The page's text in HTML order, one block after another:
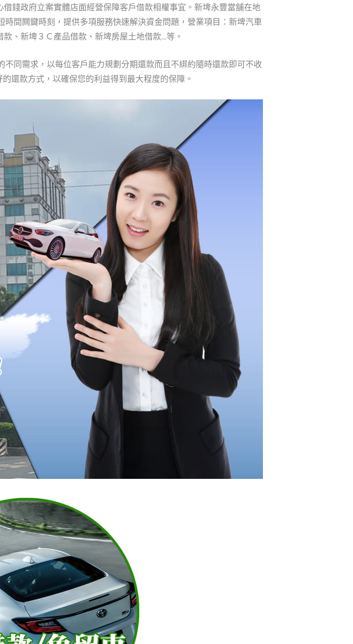
借錢政府立案實體店面經營保障客戶借款相權事宜。新埤永豐當舖在地
間闗鍵時刻，提供多項服務快速解決資金問題，營業項目：新埤汽車
、新埤３Ｃ產品借款、新埤房屋土地借款…等。
不同需求，以每位客戶能力規劃分期還款而且不綁約隨時還款即可不收
還款方式，以確保您的利益得到最大程度的保障。